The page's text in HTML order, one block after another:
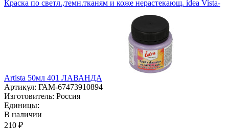
Краска по светл.,темн.тканям и коже нерастекающ. idea Vista-
Artista 50мл 401 ЛАВАНДА
Артикул: ГАМ-67473910894
Изготовитель: Россия
Единицы:
В наличии
210 ₽